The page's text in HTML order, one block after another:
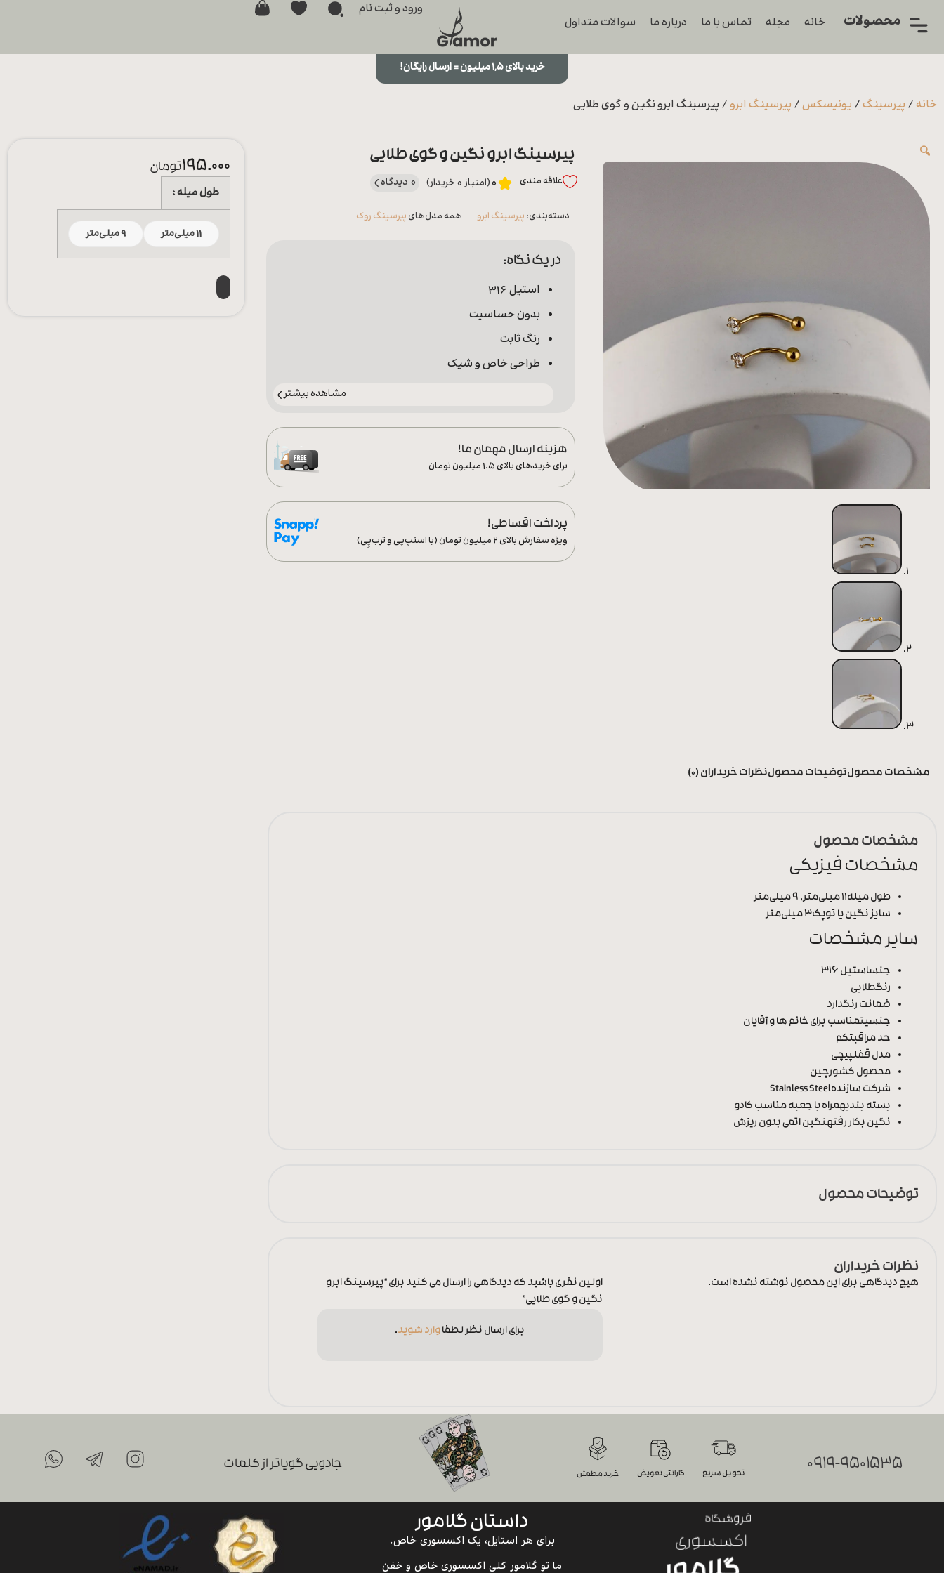
محصولات
زیورآلات
ورشو
محصولات خانه مجله تماس با ما درباره ما سوالات متداول
ورود و ثبت نام
خرید بالای ۱,۵ میلیون = ارسال رایگان!
خانه/ پیرسینگ/ یونیسکس/ پیرسینگ ابرو/ پیرسینگ ابرو نگین و گوی طلایی
🔍 پیرسینگ ابرو نگین و گوی طلایی
علاقه‌ مندی 0(امتیاز 0 خریدار) 0 دیدگاه
دسته‌بندی: پیرسینگ ابرو همه مدل‌های پیرسینگ روک
در یک نگاه:
استیل 316
بدون حساسیت
رنگ ثابت
طراحی خاص و شیک
مشاهده بیشتر
هزینه ارسال مهمان ما!
برای خریدهای بالای ۱.۵ میلیون تومان
پرداخت اقساطی!
ویژه سفارش‌ بالای ۲ میلیون تومان (با اسنپ‌پی و ترب‌پِی)
195.000تومان
طول میله
11 میلی‌متر 9 میلی‌متر
مشخصات محصولتوضیحات محصولنظرات خریداران (0)
مشخصات محصول
مشخصات فیزیکی
طول میله11 میلی‌متر, 9 میلی‌متر
سایز نگین یا توپک3 میلی‌متر
سایر مشخصات
جنساستیل 316
رنگطلایی
ضمانت رنگدارد
جنسیتمناسب برای خانم ها و آقایان
حد مراقبتکم
مدل قفلپیچی
محصول کشورچین
شرکت سازندهStainless Steel
بسته بندیهمراه با جعبه مناسب کادو
نگین بکار رفتهنگین اتمی بدون ریزش
توضیحات محصول
نظرات خریداران
هیچ دیدگاهی برای این محصول نوشته نشده است.
اولین نفری باشید که دیدگاهی را ارسال می کنید برای “پیرسینگ ابرو
نگین و گوی طلایی”
برای ارسال نظر لطفاوارد شوید.
0919-9501535 تحویل سریع گارانتی تعویض خرید مطمئن
جادویی گویاتر از کلمات
داستان گلامور
برای هر استایل، یک اکسسوری خاص.
ما تو گلامور کلی اکسسوری خاص و خفن